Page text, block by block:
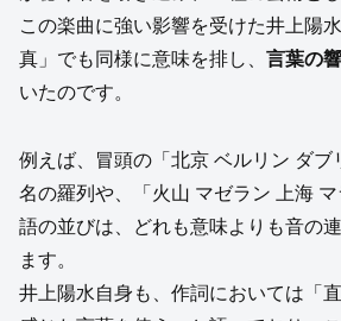
この楽曲に強い影響を受けた井上陽
真」でも同様に意味を排し、 言葉の
いたのです。
例えば、冒頭の「北京 ベルリン ダブ
名の羅列や、「火山 マゼラン 上海
語の並びは、どれも意味よりも音の
ます。
井上陽水自身も、作詞においては「